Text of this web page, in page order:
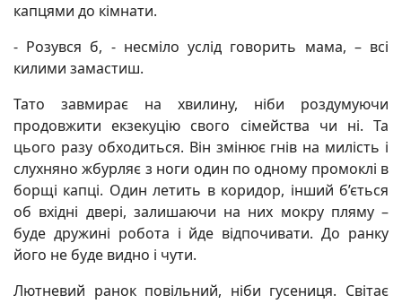
капцями до кімнати.
- Розувся б, - несміло услід говорить мама, – всі
килими замастиш.
Тато завмирає на хвилину, ніби роздумуючи
продовжити екзекуцію свого сімейства чи ні. Та
цього разу обходиться. Він змінює гнів на милість і
слухняно жбурляє з ноги один по одному промоклі в
борщі капці. Один летить в коридор, інший б’ється
об вхідні двері, залишаючи на них мокру пляму –
буде дружині робота і йде відпочивати. До ранку
його не буде видно і чути.
Лютневий ранок повільний, ніби гусениця. Світає